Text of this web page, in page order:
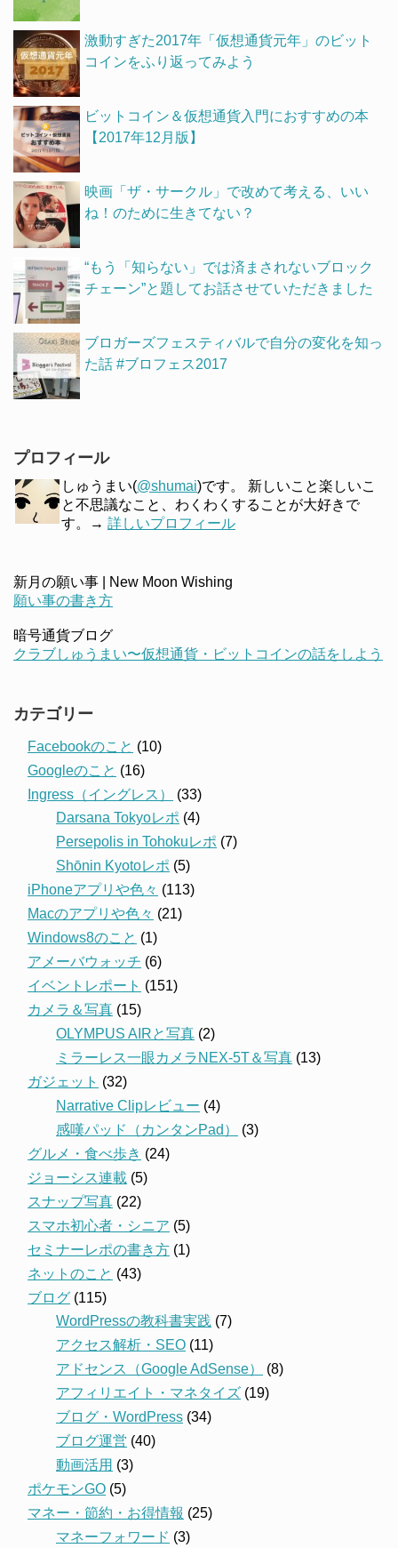
激動すぎた2017年「仮想通貨元年」のビット
コインをふり返ってみよう
ビットコイン＆仮想通貨入門におすすめの本
【2017年12月版】
映画「ザ・サークル」で改めて考える、いい
ね！のために生きてない？
“もう「知らない」では済まされないブロック
チェーン”と題してお話させていただきました
ブロガーズフェスティバルで自分の変化を知っ
た話 #ブロフェス2017
プロフィール
しゅうまい(@shumai)です。 新しいこと楽しいこ
と不思議なこと、わくわくすることが大好きで
す。→ 詳しいプロフィール
新月の願い事 | New Moon Wishing
願い事の書き方
暗号通貨ブログ
クラブしゅうまい〜仮想通貨・ビットコインの話をしよう
カテゴリー
Facebookのこと (10)
Googleのこと (16)
Ingress（イングレス）
(33)
Darsana Tokyoレポ (4)
Persepolis in Tohokuレポ (7)
Shōnin Kyotoレポ (5)
iPhoneアプリや色々 (113)
Macのアプリや色々 (21)
Windows8のこと (1)
アメーバウォッチ (6)
イベントレポート (151)
カメラ＆写真 (15)
OLYMPUS AIRと写真 (2)
ミラーレス一眼カメラNEX-5T＆写真 (13)
ガジェット (32)
Narrative Clipレビュー (4)
感嘆パッド（カンタンPad）
(3)
グルメ・食べ歩き (24)
ジョーシス連載 (5)
スナップ写真 (22)
スマホ初心者・シニア (5)
セミナーレポの書き方 (1)
ネットのこと (43)
ブログ (115)
WordPressの教科書実践 (7)
アクセス解析・SEO (11)
アドセンス（Google AdSense）
(8)
アフィリエイト・マネタイズ (19)
ブログ・WordPress (34)
ブログ運営 (40)
動画活用 (3)
ポケモンGO (5)
マネー・節約・お得情報 (25)
マネーフォワード (3)